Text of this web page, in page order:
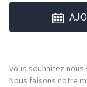
Vous souhaitez
Nous faisons notre